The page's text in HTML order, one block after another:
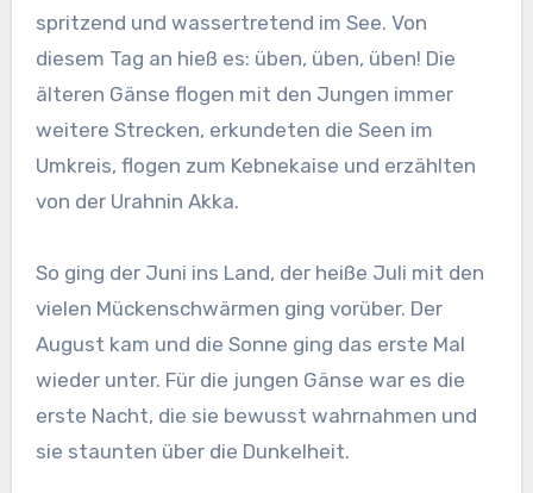
spritzend und wassertretend im See. Von
diesem Tag an hieß es: üben, üben, üben! Die
älteren Gänse flogen mit den Jungen immer
weitere Strecken, erkundeten die Seen im
Umkreis, flogen zum Kebnekaise und erzählten
von der Urahnin Akka.
So ging der Juni ins Land, der heiße Juli mit den
vielen Mückenschwärmen ging vorüber. Der
August kam und die Sonne ging das erste Mal
wieder unter. Für die jungen Gänse war es die
erste Nacht, die sie bewusst wahrnahmen und
sie staunten über die Dunkelheit.